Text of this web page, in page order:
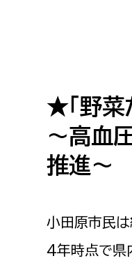
高校生・大
若者
妊産婦
高齢者
障がい者
市民部
地域政策課
★「野
～高血
推進～
小田原市民は
4年時点で県